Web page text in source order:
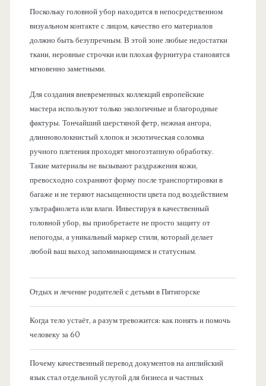
Поскольку головной убор находится в непосредственном
визуальном контакте с лицом, качество его материалов
должно быть безупречным. В этой зоне любые недостатки
ткани, неровные строчки или плохая фурнитура становятся
мгновенно заметными.
Для создания вневременных коллекций европейские
мастера используют только экологичные и благородные
фактуры. Тончайший шерстяной фетр, нежная ангора,
длинноволокнистый хлопок и экзотическая соломка
ручного плетения проходят многоэтапную обработку.
Такие материалы не вызывают раздражения кожи,
превосходно сохраняют форму после транспортировки в
багаже и не теряют насыщенности цвета под воздействием
ультрафиолета или влаги. Инвестируя в качественный
головной убор, вы приобретаете не просто защиту от
непогоды, а уникальный маркер стиля, который делает
любой ваш выход запоминающимся и статусным.
Отдых и лечение родителей с детьми в Пятигорске
Когда тело устаёт, а разум тревожится: как понять и помочь
человеку за 60
Почему качественный перевод документов на английский
язык стал отдельной услугой для бизнеса и частных